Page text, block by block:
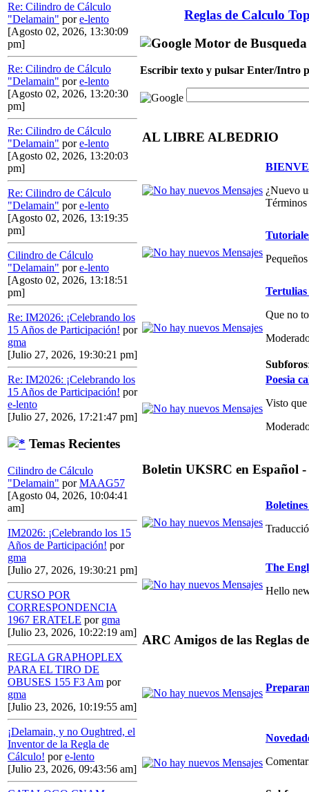
Re: Cilindro de Cálculo
"Delamain" pore-lento
[Agosto 02, 2026, 13:30:09
pm]
Re: Cilindro de Cálculo
"Delamain" pore-lento
[Agosto 02, 2026, 13:20:30
pm]
Re: Cilindro de Cálculo
"Delamain" pore-lento
[Agosto 02, 2026, 13:20:03
pm]
Re: Cilindro de Cálculo
"Delamain" pore-lento
[Agosto 02, 2026, 13:19:35
pm]
Cilindro de Cálculo
"Delamain" pore-lento
[Agosto 02, 2026, 13:18:51
pm]
Re: IM2026: ¡Celebrando los
15 Años de Participación! por
gma
[Julio 27, 2026, 19:30:21 pm]
Re: IM2026: ¡Celebrando los
15 Años de Participación! por
e-lento
[Julio 27, 2026, 17:21:47 pm]
Temas Recientes
Cilindro de Cálculo
"Delamain" porMAAG57
[Agosto 04, 2026, 10:04:41
am]
IM2026: ¡Celebrando los 15
Años de Participación! por
gma
[Julio 27, 2026, 19:30:21 pm]
CURSO POR
CORRESPONDENCIA
1967 ERATELE por gma
[Julio 23, 2026, 10:22:19 am]
REGLA GRAPHOPLEX
PARA EL TIRO DE
OBUSES 155 F3 Am por
gma
[Julio 23, 2026, 10:19:55 am]
¡Delamain, y no Oughtred, el
Inventor de la Regla de
Cálculo! pore-lento
[Julio 23, 2026, 09:43:56 am]
Reglas de Calculo
Motor de
Escribir texto y pulsar Enter/Intro
AL LIBRE ALBEDRIO
¿Nuevo
Que no
Subforos
Poesia
Visto que
Boletin UKSRC en Español
The
Hello
ARC Amigos de las Reglas